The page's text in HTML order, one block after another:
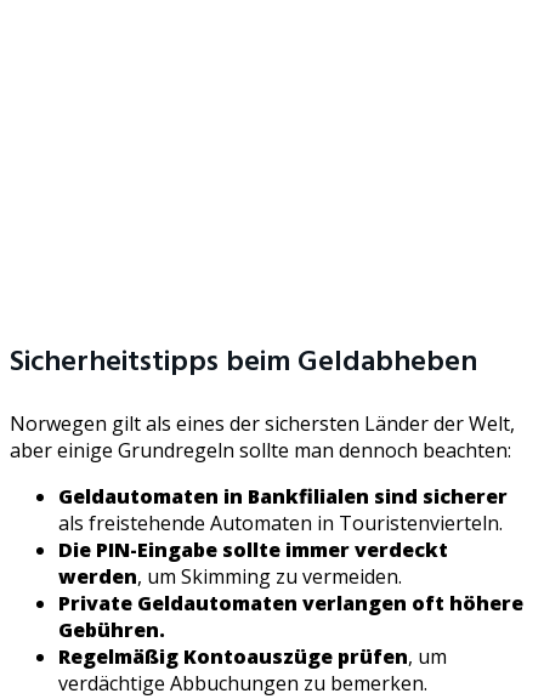
Sicherheitstipps beim Geldabheben
Norwegen gilt als eines der sichersten Länder der Welt,
aber einige Grundregeln sollte man dennoch beachten:
Geldautomaten in Bankfilialen sind sicherer
als freistehende Automaten in Touristenvierteln.
Die PIN-Eingabe sollte immer verdeckt
werden, um Skimming zu vermeiden.
Private Geldautomaten verlangen oft höhere
Gebühren.
Regelmäßig Kontoauszüge prüfen, um
verdächtige Abbuchungen zu bemerken.